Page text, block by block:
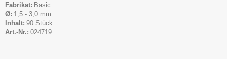
Fabrikat Basic
Ø 1,5 - 3,0 mm
Inhalt 90 Stück
Art.-Nr. 024719